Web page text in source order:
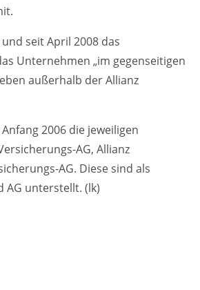
seit April 2008 das
Unternehmen „im gegenseitigen
außerhalb der Allianz
2006 die jeweiligen
AG, Allianz
AG. Diese sind als
AG unterstellt. (lk)